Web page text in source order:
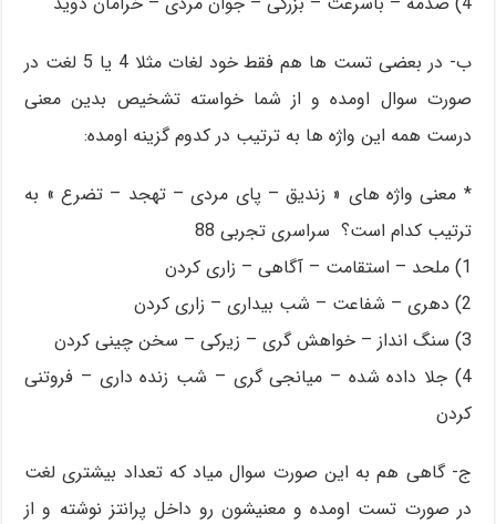
ب- در بعضی تست ها هم فقط خود لغات مثلا 4 یا 5 لغت در
صورت سوال اومده و از شما خواسته تشخیص بدین معنی
درست همه این واژه ها به ترتیب در کدوم گزینه اومده:
* معنی واژه های « زندیق – پای مردی – تهجد – تضرع » به
ترتیب کدام است؟ سراسری تجربی 88
1) ملحد – استقامت – آگاهی – زاری کردن
2) دهری – شفاعت – شب بیداری – زاری کردن
3) سنگ انداز – خواهش گری – زیرکی – سخن چینی کردن
4) جلا داده شده – میانجی گری – شب زنده داری – فروتنی
کردن
ج- گاهی هم به این صورت سوال میاد که تعداد بیشتری لغت
در صورت تست اومده و معنیشون رو داخل پرانتز نوشته و از